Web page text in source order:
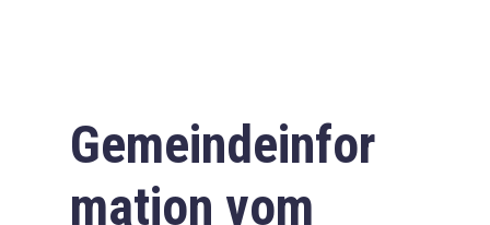
Gemeindeinfor
mation vom